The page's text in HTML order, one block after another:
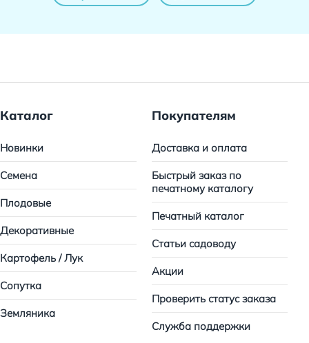
Каталог
Новинки
Семена
Плодовые
Декоративные
Картофель / Лук
Сопутка
Земляника
Покупателям
Доставка и оплата
Быстрый заказ по
печатному каталогу
Печатный каталог
Статьи садоводу
Акции
Проверить статус заказа
Служба поддержки